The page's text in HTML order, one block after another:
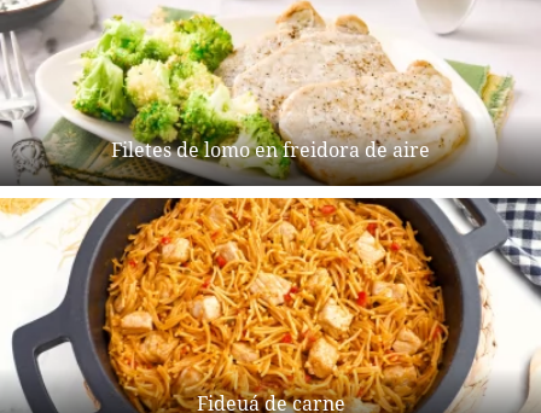
Filetes de lomo en freidora de aire
Fideuá de carne